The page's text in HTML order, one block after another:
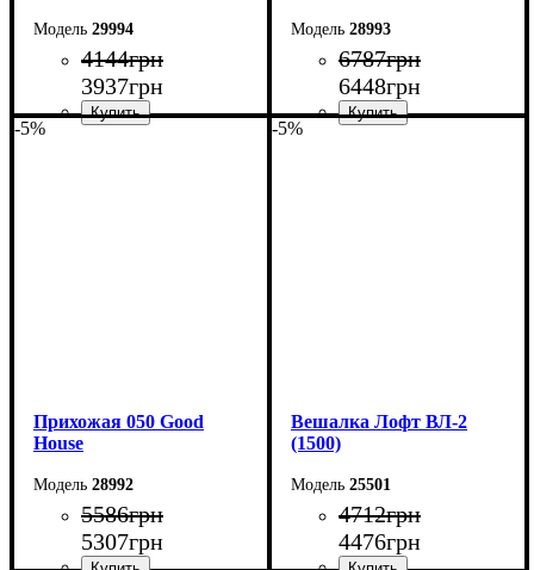
29994
4144грн
3937грн
28993
6787грн
6448грн
-5%
Прихожая 050 Good
House
28992
5586грн
5307грн
-5%
Вешалка Лофт ВЛ-2
(1500)
25501
4712грн
4476грн